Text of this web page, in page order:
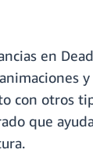
en
con otros
que